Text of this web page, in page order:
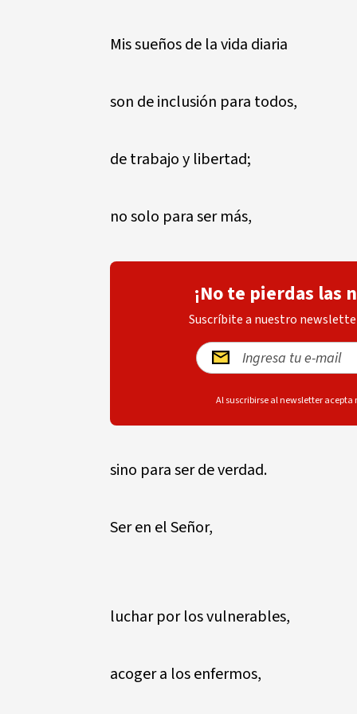
Mis sueños de la vida diaria
son de inclusión para todos,
de trabajo y libertad;
no solo para ser más,
¡No te pierdas las
Suscríbite a nuestro
Al suscribirse al newsletter acepta
sino para ser de verdad.
Ser en el Señor,
luchar por los vulnerables,
acoger a los enfermos,